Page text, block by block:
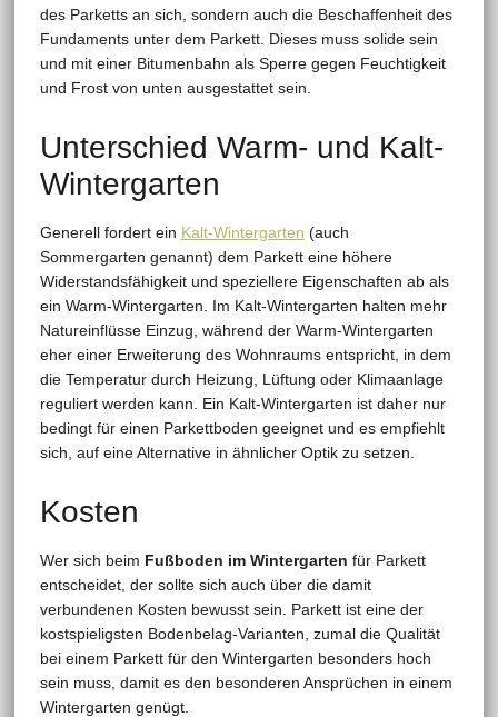
des Parketts an sich, sondern auch die Beschaffenheit des
Fundaments unter dem Parkett. Dieses muss solide sein
und mit einer Bitumenbahn als Sperre gegen Feuchtigkeit
und Frost von unten ausgestattet sein.
Unterschied Warm- und Kalt-
Wintergarten
Generell fordert ein Kalt-Wintergarten (auch
Sommergarten genannt) dem Parkett eine höhere
Widerstandsfähigkeit und speziellere Eigenschaften ab als
ein Warm-Wintergarten. Im Kalt-Wintergarten halten mehr
Natureinflüsse Einzug, während der Warm-Wintergarten
eher einer Erweiterung des Wohnraums entspricht, in dem
die Temperatur durch Heizung, Lüftung oder Klimaanlage
reguliert werden kann. Ein Kalt-Wintergarten ist daher nur
bedingt für einen Parkettboden geeignet und es empfiehlt
sich, auf eine Alternative in ähnlicher Optik zu setzen.
Kosten
Wer sich beim Fußboden im Wintergarten für Parkett
entscheidet, der sollte sich auch über die damit
verbundenen Kosten bewusst sein. Parkett ist eine der
kostspieligsten Bodenbelag-Varianten, zumal die Qualität
bei einem Parkett für den Wintergarten besonders hoch
sein muss, damit es den besonderen Ansprüchen in einem
Wintergarten genügt.